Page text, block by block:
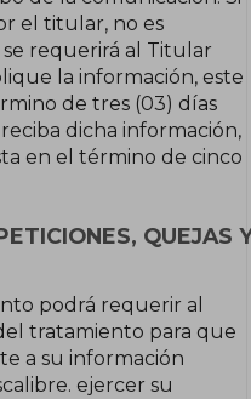
el titular, no es
requerirá al Titular
la información, este
de tres (03) días
dicha información,
en el término de cinco
QUEJAS
podrá requerir al
tratamiento para que
a su información
ejercer su